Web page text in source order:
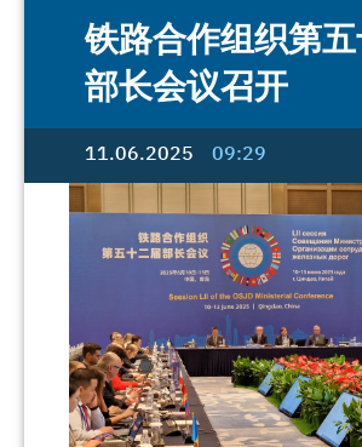
铁路合作组织第
部长会议召开
11.06.2025 09:29